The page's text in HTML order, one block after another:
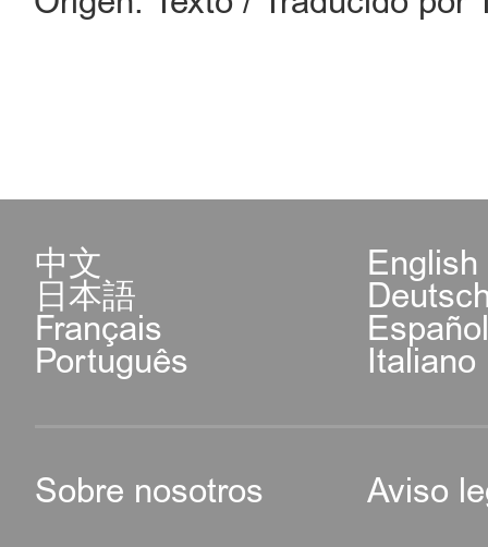
中文 English
日本語
Français
Português Italiano
Sobre nosotros Aviso